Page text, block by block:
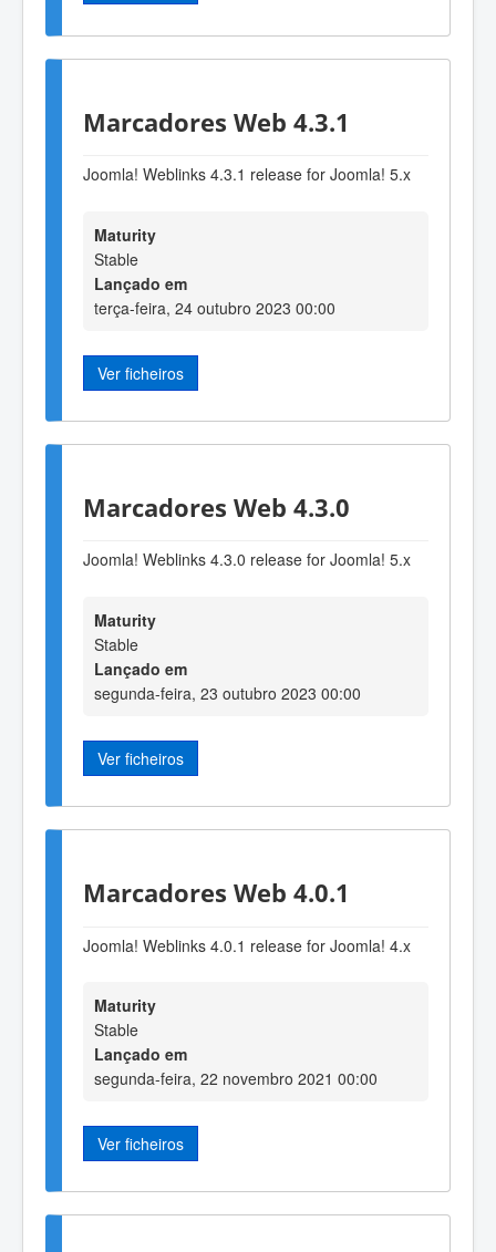
Marcadores Web 4.3.1
Joomla! Weblinks 4.3.1 release for Joomla! 5.x
Maturity
Stable
Lançado em
terça-feira, 24 outubro 2023 00:00
Ver ficheiros
Marcadores Web 4.3.0
Joomla! Weblinks 4.3.0 release for Joomla! 5.x
Maturity
Stable
Lançado em
segunda-feira, 23 outubro 2023 00:00
Ver ficheiros
Marcadores Web 4.0.1
Joomla! Weblinks 4.0.1 release for Joomla! 4.x
Maturity
Stable
Lançado em
segunda-feira, 22 novembro 2021 00:00
Ver ficheiros